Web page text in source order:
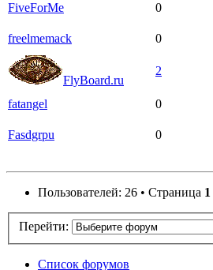
FiveForMe 0
freelmemack 0
FlyBoard.ru
2
fatangel 0
Fasdgrpu 0
Пользователей: 26 • Страница 1
Перейти:
Список форумов